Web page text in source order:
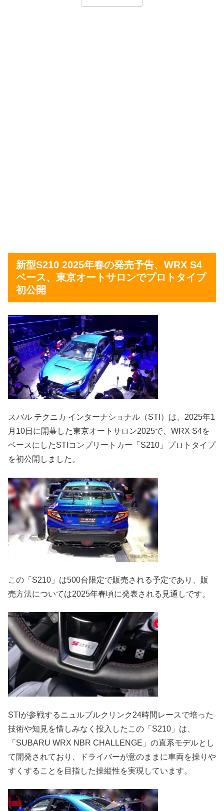
新型S210 2025年春の発売予告、WRX S4
ベース、東京オートサロンでプロトタイプ
初公開
スバル テクニカ インターナショナル（STI）は、2025年1
月10日に開幕した東京オートサロン2025で、WRX S4を
ベースにしたSTIコンプリートカー「S210」プロトタイプ
を初公開しました。
この「S210」は500台限定で販売される予定であり、販
売方法については2025年春頃に発表される見通しです。
STIが参戦するニュルブルクリンク24時間レースで培った
技術や知見を惜しみなく投入したこの「S210」は、
「SUBARU WRX NBR CHALLENGE」の直系モデルとし
て開発されており、ドライバーが意のままに車両を操りや
すくすることを目指した操縦性を実現しています。